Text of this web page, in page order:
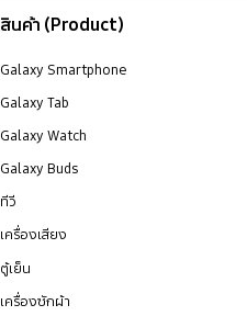
สินค้า (Product)
Galaxy Smartphone
Galaxy Tab
Galaxy Watch
Galaxy Buds
ทีวี
เครื่องเสียง
ตู้เย็น
เครื่องซักผ้า